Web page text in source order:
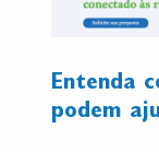
Entenda
podem